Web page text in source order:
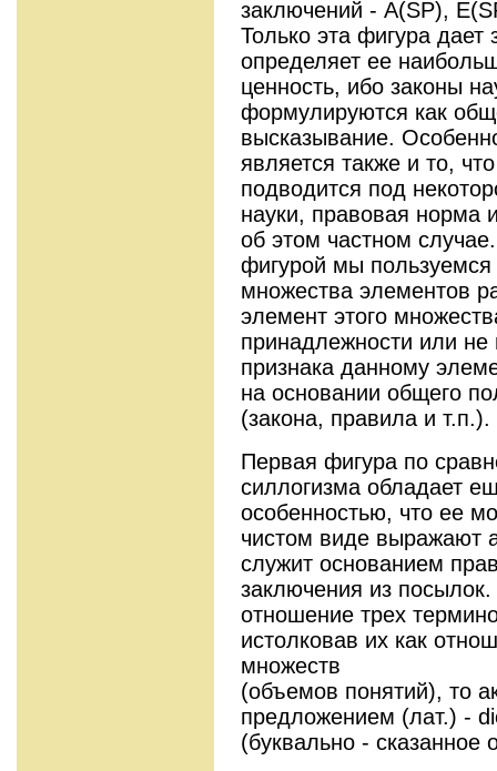
заключений - A(SP),
Только эта фигура
определяет ее
ценность, ибо законы
формулируются как
высказывание.
является также и то,
подводится под
науки, правовая норма
об этом частном
фигурой мы пользуемся
множества элементов
элемент этого
принадлежности или не
признака данному
на основании общего
(закона, правила и т.п.).
Первая фигура по
силлогизма обладает
особенностью, что ее
чистом виде выражают
служит основанием
заключения из
отношение трех
истолковав их как
множеств
(объемов понятий), то
предложением (лат.) -
(буквально -